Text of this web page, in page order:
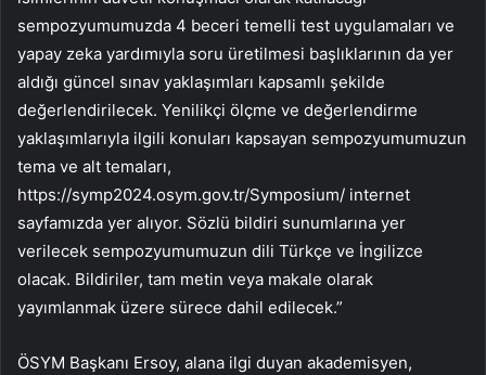
sempozyumumuzda 4 beceri temelli test uygulamaları ve
yapay zeka yardımıyla soru üretilmesi başlıklarının da yer
aldığı güncel sınav yaklaşımları kapsamlı şekilde
değerlendirilecek. Yenilikçi ölçme ve değerlendirme
yaklaşımlarıyla ilgili konuları kapsayan sempozyumumuzun
tema ve alt temaları,
https://symp2024.osym.gov.tr/Symposium/ internet
sayfamızda yer alıyor. Sözlü bildiri sunumlarına yer
verilecek sempozyumumuzun dili Türkçe ve İngilizce
olacak. Bildiriler, tam metin veya makale olarak
yayımlanmak üzere sürece dahil edilecek.”
ÖSYM Başkanı Ersoy, alana ilgi duyan akademisyen,